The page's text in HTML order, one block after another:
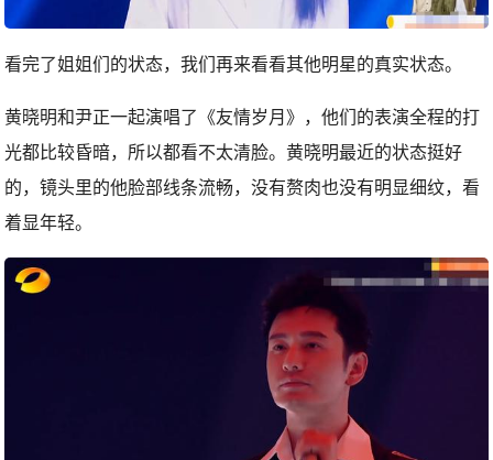
看完了姐姐们的状态，我们再来看看其他明星的真实状态。
黄晓明和尹正一起演唱了《友情岁月》，他们的表演全程的打
光都比较昏暗，所以都看不太清脸。黄晓明最近的状态挺好
的，镜头里的他脸部线条流畅，没有赘肉也没有明显细纹，看
着显年轻。